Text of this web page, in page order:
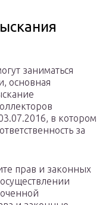
заниматься
основная
в котором
за
прав и законных